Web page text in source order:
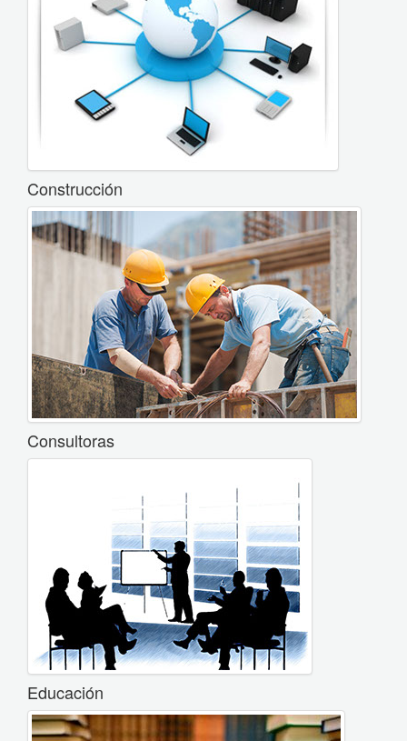
Construcción
Consultoras
Educación